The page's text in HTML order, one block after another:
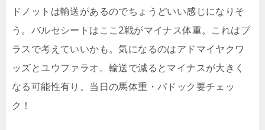
ドノットは輸送があるのでちょうどいい感じになりそ
う。バルセシートはここ2戦がマイナス体重。これはプ
ラスで考えていいかも。気になるのはアドマイヤクワ
ッズとユウファラオ。輸送で減るとマイナスが大きく
なる可能性有り。当日の馬体重・パドック要チェッ
ク！